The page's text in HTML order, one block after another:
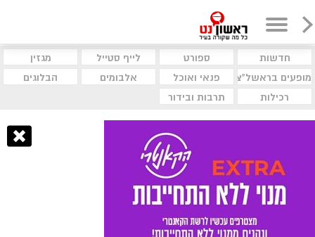
חדשות ספורט לייף סטייל
מגזין
מופעים בראשל"צ
פנאי ואוכל אלבומים
הבלוגים
רכילות
תרבות ובידור